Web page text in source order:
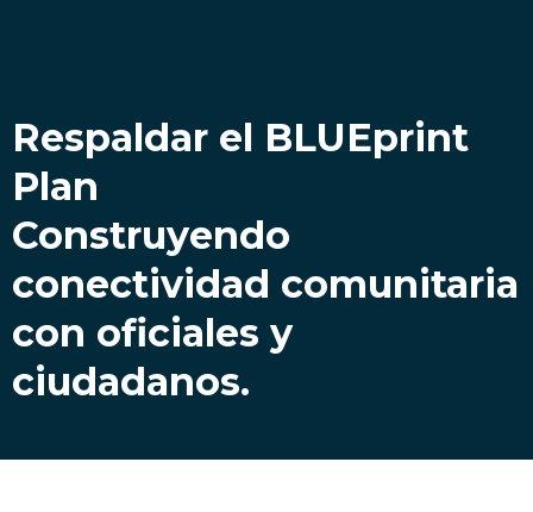
Respaldar el BLUEprint
Plan
Construyendo
conectividad comunitaria
con oficiales y
ciudadanos.